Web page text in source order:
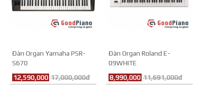
Đàn Organ Yamaha PSR-
S670
12,590,000 17,000,000đ
Đàn Organ Roland E-
09WHITE
8,990,000 11,691,000đ